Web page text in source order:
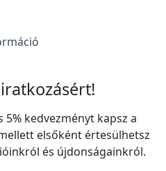
kedvezményt kapsz a
elsőként értesülhetsz
és újdonságainkról.